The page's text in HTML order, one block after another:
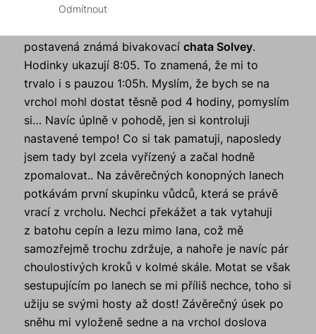
lezení střídá svižná chůze. No a takhle stále
postavená známá bivakovacíchata Solvey.
Hodinky ukazují 8:05. To znamená, že mi to
trvalo i s pauzou 1:05h. Myslím, že bych se na
vrchol mohl dostat těsně pod 4 hodiny, pomyslím
si… Navíc úplně v pohodě, jen si kontroluji
nastavené tempo! Co si tak pamatuji, naposledy
jsem tady byl zcela vyřízený a začal hodně
zpomalovat.. Na závěrečných konopných lanech
potkávám první skupinku vůdců, která se právě
vrací z vrcholu. Nechci překážet a tak vytahuji
z batohu cepín a lezu mimo lana, což mě
samozřejmě trochu zdržuje, a nahoře je navíc pár
choulostivých kroků v kolmé skále. Motat se však
sestupujícím po lanech se mi příliš nechce, toho si
užiju se svými hosty až dost! Závěrečný úsek po
sněhu mi vyloženě sedne a na vrchol doslova
Odmítnout